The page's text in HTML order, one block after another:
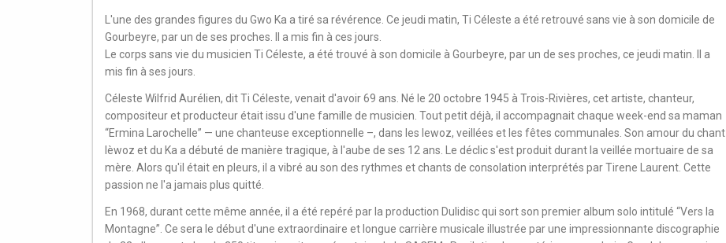
L'une des grandes figures du Gwo Ka a tiré sa révérence. Ce jeudi matin, Ti Céleste a été retrouvé sans vie à son domicile de
Gourbeyre, par un de ses proches. Il a mis fin à ces jours.
Le corps sans vie du musicien Ti Céleste, a été trouvé à son domicile à Gourbeyre, par un de ses proches, ce jeudi matin. Il a
mis fin à ses jours.
Céleste Wilfrid Aurélien, dit Ti Céleste, venait d'avoir 69 ans. Né le 20 octobre 1945 à Trois-Rivières, cet artiste, chanteur,
compositeur et producteur était issu d'une famille de musicien. Tout petit déjà, il accompagnait chaque week-end sa maman
“Ermina Larochelle” — une chanteuse exceptionnelle –, dans les lewoz, veillées et les fêtes communales. Son amour du chant
lèwoz et du Ka a débuté de manière tragique, à l'aube de ses 12 ans. Le déclic s'est produit durant la veillée mortuaire de sa
mère. Alors qu'il était en pleurs, il a vibré au son des rythmes et chants de consolation interprétés par Tirene Laurent. Cette
passion ne l'a jamais plus quitté.
En 1968, durant cette même année, il a été repéré par la production Dulidisc qui sort son premier album solo intitulé “Vers la
Montagne”. Ce sera le début d'une extraordinaire et longue carrière musicale illustrée par une impressionnante discographie